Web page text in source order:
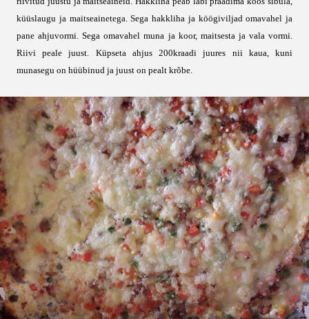
küüslaugu ja maitseainetega. Sega hakkliha ja köögiviljad omavahel ja
pane ahjuvormi. Sega omavahel muna ja koor, maitsesta ja vala vormi.
Riivi peale juust. Küpseta ahjus 200kraadi juures nii kaua, kuni
munasegu on hüübinud ja juust on pealt krõbe.